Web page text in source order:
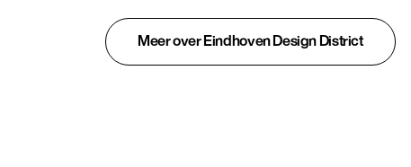
Meer over Eindhoven Design District